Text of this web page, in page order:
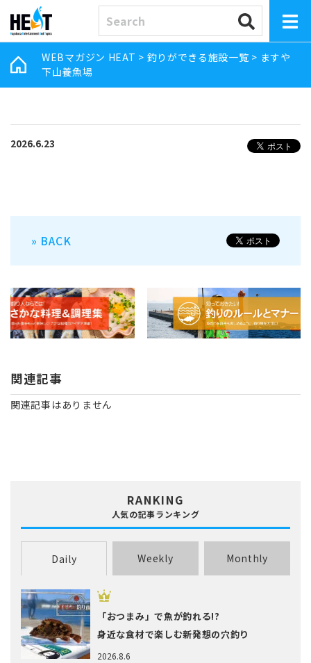
WEBマガジン HEAT > 釣りができる施設一覧 > ますや
下山養魚場
2026.6.23
» BACK
関連記事
関連記事はありません
RANKING
人気の記事ランキング
Daily Weekly Monthly
2026.8.6
「おつまみ」で魚が釣れる!?
身近な食材で楽しむ新発想の穴釣り